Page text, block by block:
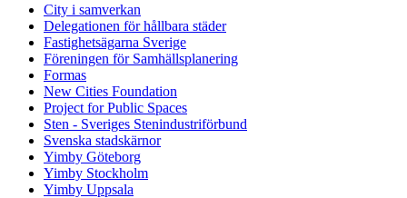
City i samverkan
Delegationen för hållbara städer
Fastighetsägarna Sverige
Föreningen för Samhällsplanering
Formas
New Cities Foundation
Project for Public Spaces
Sten - Sveriges Stenindustriförbund
Svenska stadskärnor
Yimby Göteborg
Yimby Stockholm
Yimby Uppsala